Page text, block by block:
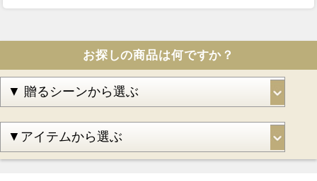
お探しの商品は何ですか？